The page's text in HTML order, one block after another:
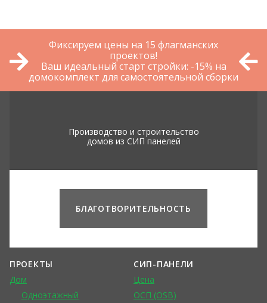
Фиксируем цены на 15 флагманских
проектов!
Ваш идеальный старт стройки: -15% на
домокомплект для самостоятельной сборки
Производство и строительство
домов из СИП панелей
БЛАГОТВОРИТЕЛЬНОСТЬ
ПРОЕКТЫ
Дом
Одноэтажный
СИП-ПАНЕЛИ
Цена
ОСП (OSB)